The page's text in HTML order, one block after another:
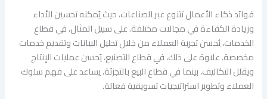
فوائد ذكاء الأعمال تتنوع عبر الصناعات، حيث يُمكنه تحسين الأداء
وزيادة الكفاءة في مجالات مختلفة. على سبيل المثال، في قطاع
الخدمات، يُحسن تجربة العملاء من خلال تحليل البيانات وتقديم خدمات
مخصصة. علاوة على ذلك، في قطاع التصنيع، يُحسن عمليات الإنتاج
ويقلل التكاليف، بينما في قطاع البيع بالتجزئة، يساعد على فهم سلوك
العملاء وتطوير استراتيجيات تسويقية فعالة.